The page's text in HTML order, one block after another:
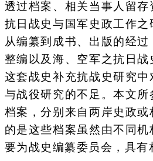
透过档案、相关当事人留
抗日战史与国军史政工作
从编纂到成书、出版的经
整编以及海、空军之抗日战
这套战史补充抗战史研究
与战役研究的不足。本文所
档案，分别来自两岸史政
的是这些档案虽然由不同
要为战史编纂委员会，具有